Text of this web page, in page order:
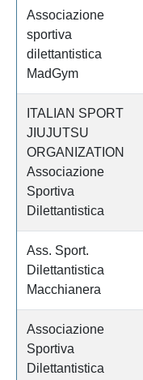
Associazione
sportiva
dilettantistica
MadGym
ITALIAN SPORT
JIUJUTSU
ORGANIZATION
Associazione
Sportiva
Dilettantistica
Ass. Sport.
Dilettantistica
Macchianera
Associazione
Sportiva
Dilettantistica